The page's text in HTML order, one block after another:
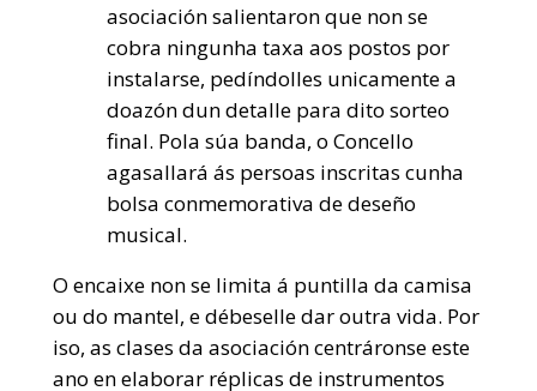
asociación salientaron que non se
cobra ningunha taxa aos postos por
instalarse, pedíndolles unicamente a
doazón dun detalle para dito sorteo
final. Pola súa banda, o Concello
agasallará ás persoas inscritas cunha
bolsa conmemorativa de deseño
musical.
O encaixe non se limita á puntilla da camisa
ou do mantel, e débeselle dar outra vida. Por
iso, as clases da asociación centráronse este
ano en elaborar réplicas de instrumentos